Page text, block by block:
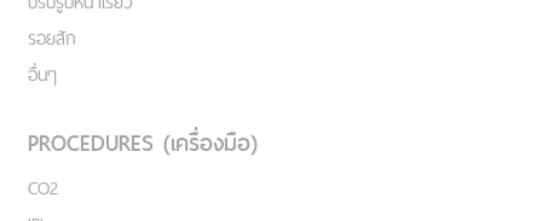
รอยสัก
อื่นๆ
PROCEDURES (เครื่องมือ)
CO2